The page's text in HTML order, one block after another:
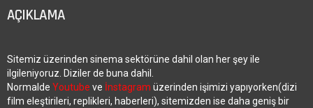
AÇIKLAMA
Sitemiz üzerinden sinema sektörüne dahil olan her şey ile
ilgileniyoruz. Diziler de buna dahil.
Normalde Youtube ve İnstagram üzerinden işimizi yapıyorken(dizi
film eleştirileri, replikleri, haberleri), sitemizden ise daha geniş bir